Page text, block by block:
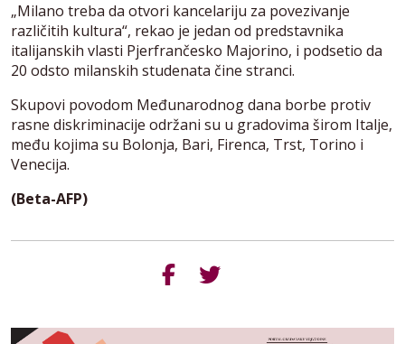
„Milano treba da otvori kancelariju za povezivanje
različitih kultura“, rekao je jedan od predstavnika
italijanskih vlasti Pjerfrančesko Majorino, i podsetio da
20 odsto milanskih studenata čine stranci.
Skupovi povodom Međunarodnog dana borbe protiv
rasne diskriminacije održani su u gradovima širom Italje,
među kojima su Bolonja, Bari, Firenca, Trst, Torino i
Venecija.
(Beta-AFP)